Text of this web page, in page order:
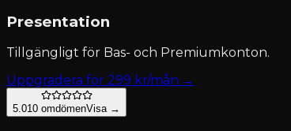
Presentation
Tillgängligt för Bas- och Premiumkonton.
Uppgradera för 299 kr/mån →
5.010 omdömenVisa →